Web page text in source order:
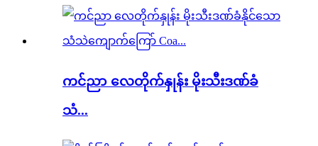
ကင်ညာ လေတိုက်နှုန်း မိုးသီးဒဏ်ခံ
သံ...